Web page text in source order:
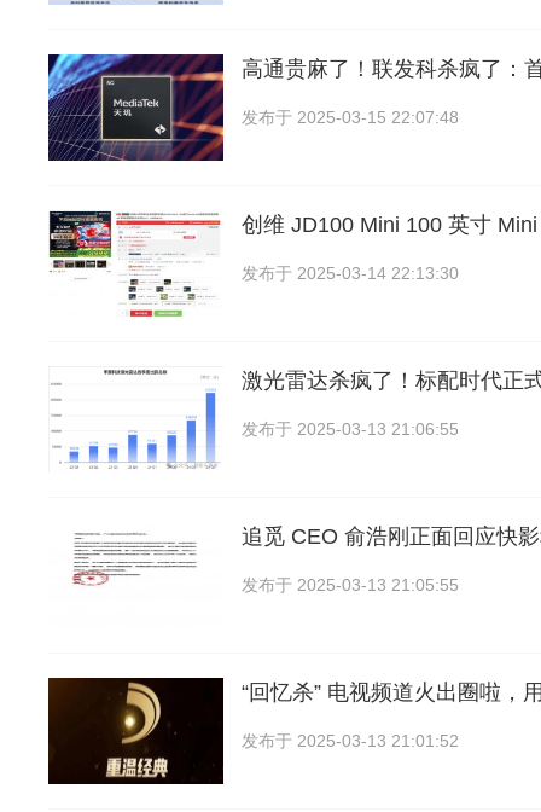
高通贵麻了！联发科杀疯了：
发布于 2025-03-15 22:07:48
创维 JD100 Mini 100 英寸
发布于 2025-03-14 22:13:30
激光雷达杀疯了！标配时代正
发布于 2025-03-13 21:06:55
追觅 CEO 俞浩刚正面回应快
发布于 2025-03-13 21:05:55
“回忆杀” 电视频道火出圈啦，
发布于 2025-03-13 21:01:52